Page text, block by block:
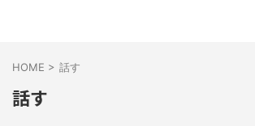
HOME > 話す
話す